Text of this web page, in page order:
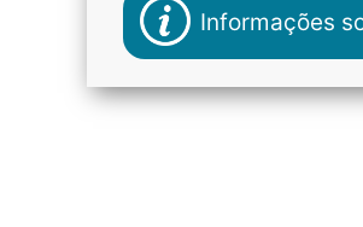
Informações